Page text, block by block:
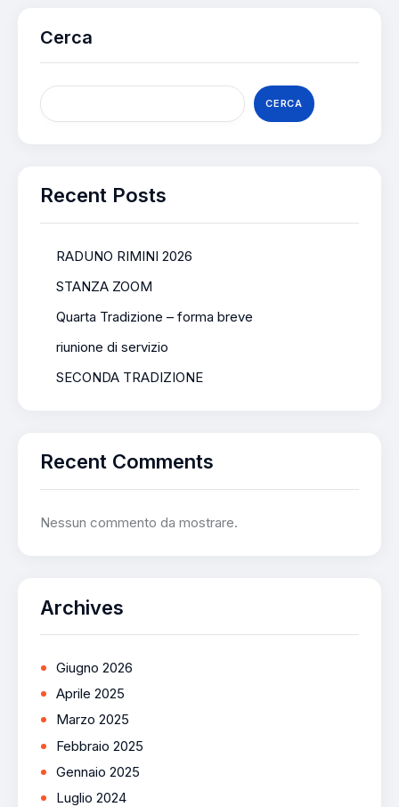
Cerca
CERCA
Recent Posts
RADUNO RIMINI 2026
STANZA ZOOM
Quarta Tradizione – forma breve
riunione di servizio
SECONDA TRADIZIONE
Recent Comments
Nessun commento da mostrare.
Archives
Giugno 2026
Aprile 2025
Marzo 2025
Febbraio 2025
Gennaio 2025
Luglio 2024